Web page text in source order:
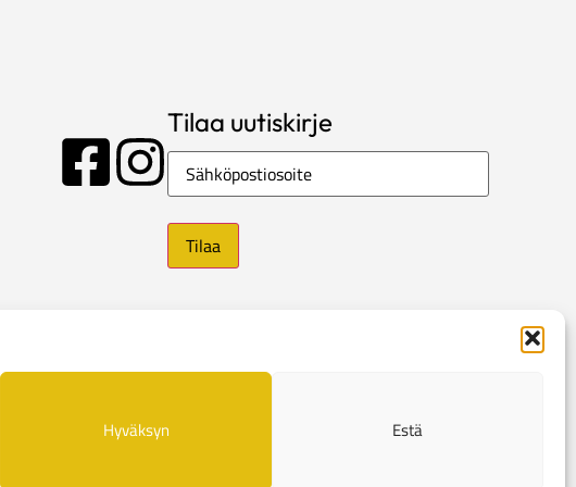
Hyväksyn Estä
Tilaa uutiskirje
Sähköposti